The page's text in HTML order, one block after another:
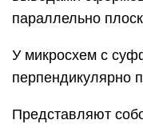
параллельно
У микросхем с
перпендикулярно
Представляют